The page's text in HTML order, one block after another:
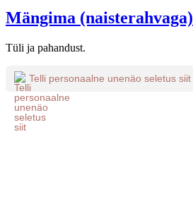
Mängima (naisterahvaga)
Tüli ja pahandust.
Telli personaalne unenäo seletus siit